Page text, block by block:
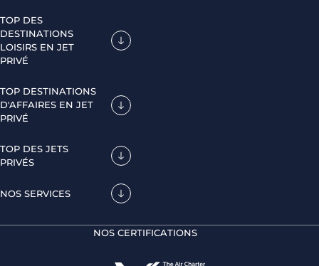
TOP DES
DESTINATIONS
LOISIRS EN JET
PRIVÉ
TOP DESTINATIONS
D'AFFAIRES EN JET
PRIVÉ
TOP DES JETS
PRIVÉS
NOS SERVICES
NOS CERTIFICATIONS